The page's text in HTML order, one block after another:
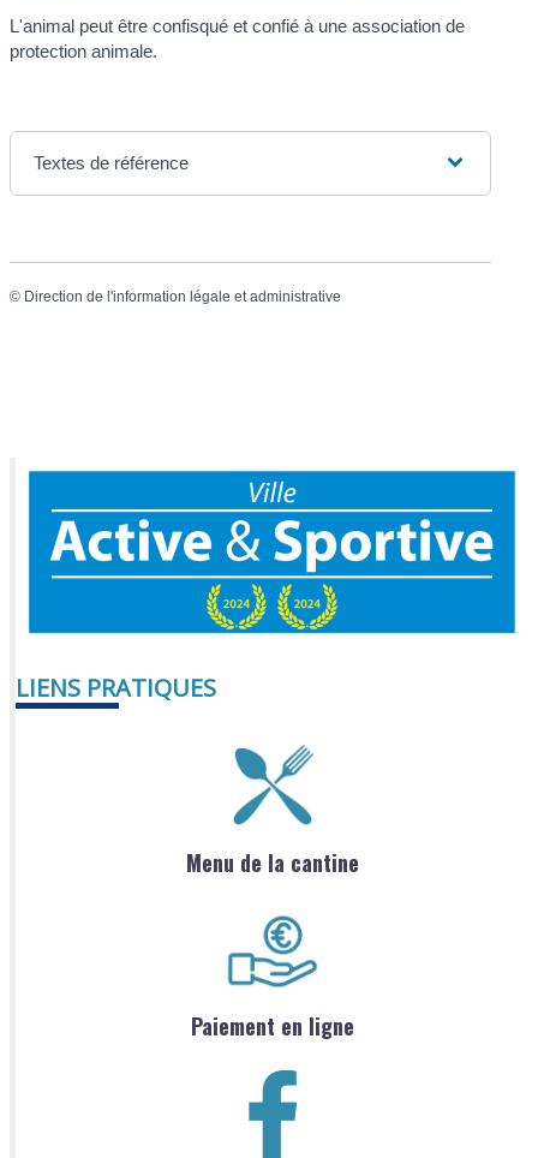
L'animal peut être confisqué et confié à une association de
protection animale.
Textes de référence
© Direction de l'information légale et administrative
LIENS PRATIQUES
Menu de la cantine
Paiement en ligne